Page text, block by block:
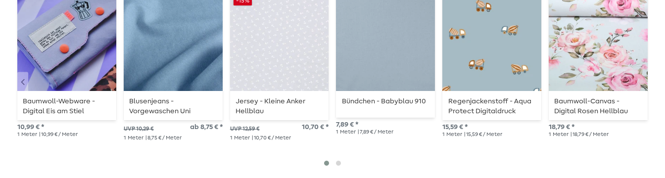
Baumwoll-Webware -
Digital Eis am Stiel
Hellblau
10,99 € *
1 Meter | 10,99 € / Meter
Blusenjeans -
Vorgewaschen Uni
Hellblau
UVP 10,29 € ab 8,75 € *
1 Meter | 8,75 € / Meter
Jersey - Kleine Anker
Hellblau
UVP 12,59 € 10,70 € *
1 Meter | 10,70 € / Meter
Bündchen - Babyblau 910
7,89 € *
1 Meter | 7,89 € / Meter
Regenjackenstoff - Aqua
Protect Digitaldruck
Lastwagen Blau
15,59 € *
1 Meter | 15,59 € / Meter
Baumwoll-Canvas -
Digital Rosen Hellblau
18,79 € *
1 Meter | 18,79 € / Meter